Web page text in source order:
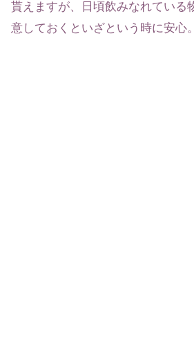
貰えますが、日頃飲みなれている
意しておくといざという時に安心。